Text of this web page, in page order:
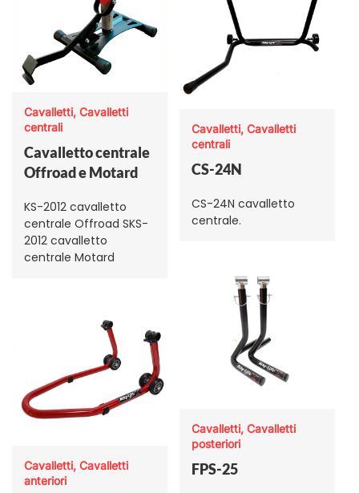
Cavalletti, Cavalletti
centrali
Cavalletto centrale
Offroad e Motard
KS-2012 cavalletto
centrale Offroad SKS-
2012 cavalletto
centrale Motard
Cavalletti, Cavalletti
centrali
CS-24N
CS-24N cavalletto
centrale.
Cavalletti, Cavalletti
posteriori
FPS-25
Cavalletti, Cavalletti
anteriori